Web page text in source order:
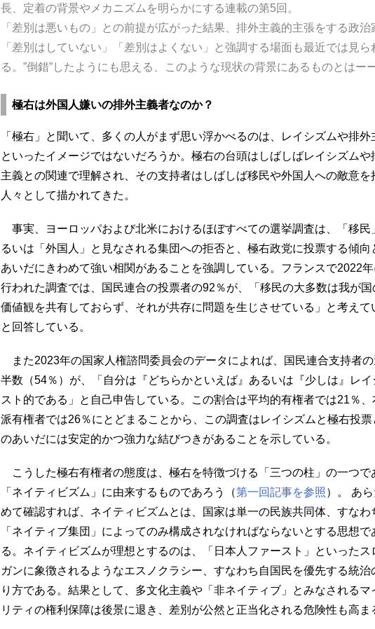
長、定着の背景やメカニズムを明らかにする連載の第5回。
「差別は悪いもの」との前提が広がった結果、排外主義的主張をする政治
「差別はしていない」「差別はよくない」と強調する場面も最近では見ら
る。”倒錯”したようにも思える、このような現状の背景にあるものとはーー
極右は外国人嫌いの排外主義者なのか？
「極右」と聞いて、多くの人がまず思い浮かべるのは、レイシズムや排外
といったイメージではないだろうか。極右の台頭はしばしばレイシズムや
主義との関連で理解され、その支持者はしばしば移民や外国人への敵意を
人々として描かれてきた。
事実、ヨーロッパおよび北米におけるほぼすべての選挙調査は、「移民
るいは「外国人」と見なされる集団への拒否と、極右政党に投票する傾向
あいだにきわめて強い相関があることを強調している。フランスで2022年
行われた調査では、国民連合の投票者の92％が、「移民の大多数は我が国
価値観を共有しておらず、それが共存に問題を生じさせている」と考えて
と回答している。
また2023年の国家人権諮問委員会のデータによれば、国民連合支持者の
半数（54％）が、「自分は『どちらかといえば』あるいは『少しは』レイ
スト的である」と自己申告している。この割合は平均的有権者では21％、
派有権者では26％にとどまることから、この調査はレイシズムと極右投票
のあいだには安定的かつ強力な結びつきがあることを示している。
こうした極右有権者の態度は、極右を特徴づける「三つの柱」の一つで
「ネイティビズム」に由来するものであろう（第一回記事を参照 ）。 あら
めて確認すれば、ネイティビズムとは、国家は単一の民族共同体、すなわ
「ネイティブ集団」によってのみ構成されなければならないとする思想で
る。ネイティビズムが理想とするのは、「日本人ファースト」といったス
ガンに象徴されるようなエスノクラシー、すなわち自国民を優先する統治
り方である。結果として、多文化主義や「非ネイティブ」とみなされるマ
リティの権利保障は後景に退き、差別が公然と正当化される危険性も高ま